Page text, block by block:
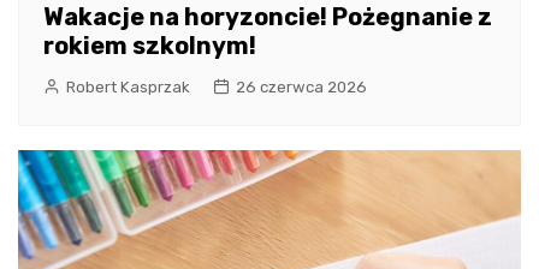
Wakacje na horyzoncie! Pożegnanie z
rokiem szkolnym!
Robert Kasprzak 26 czerwca 2026